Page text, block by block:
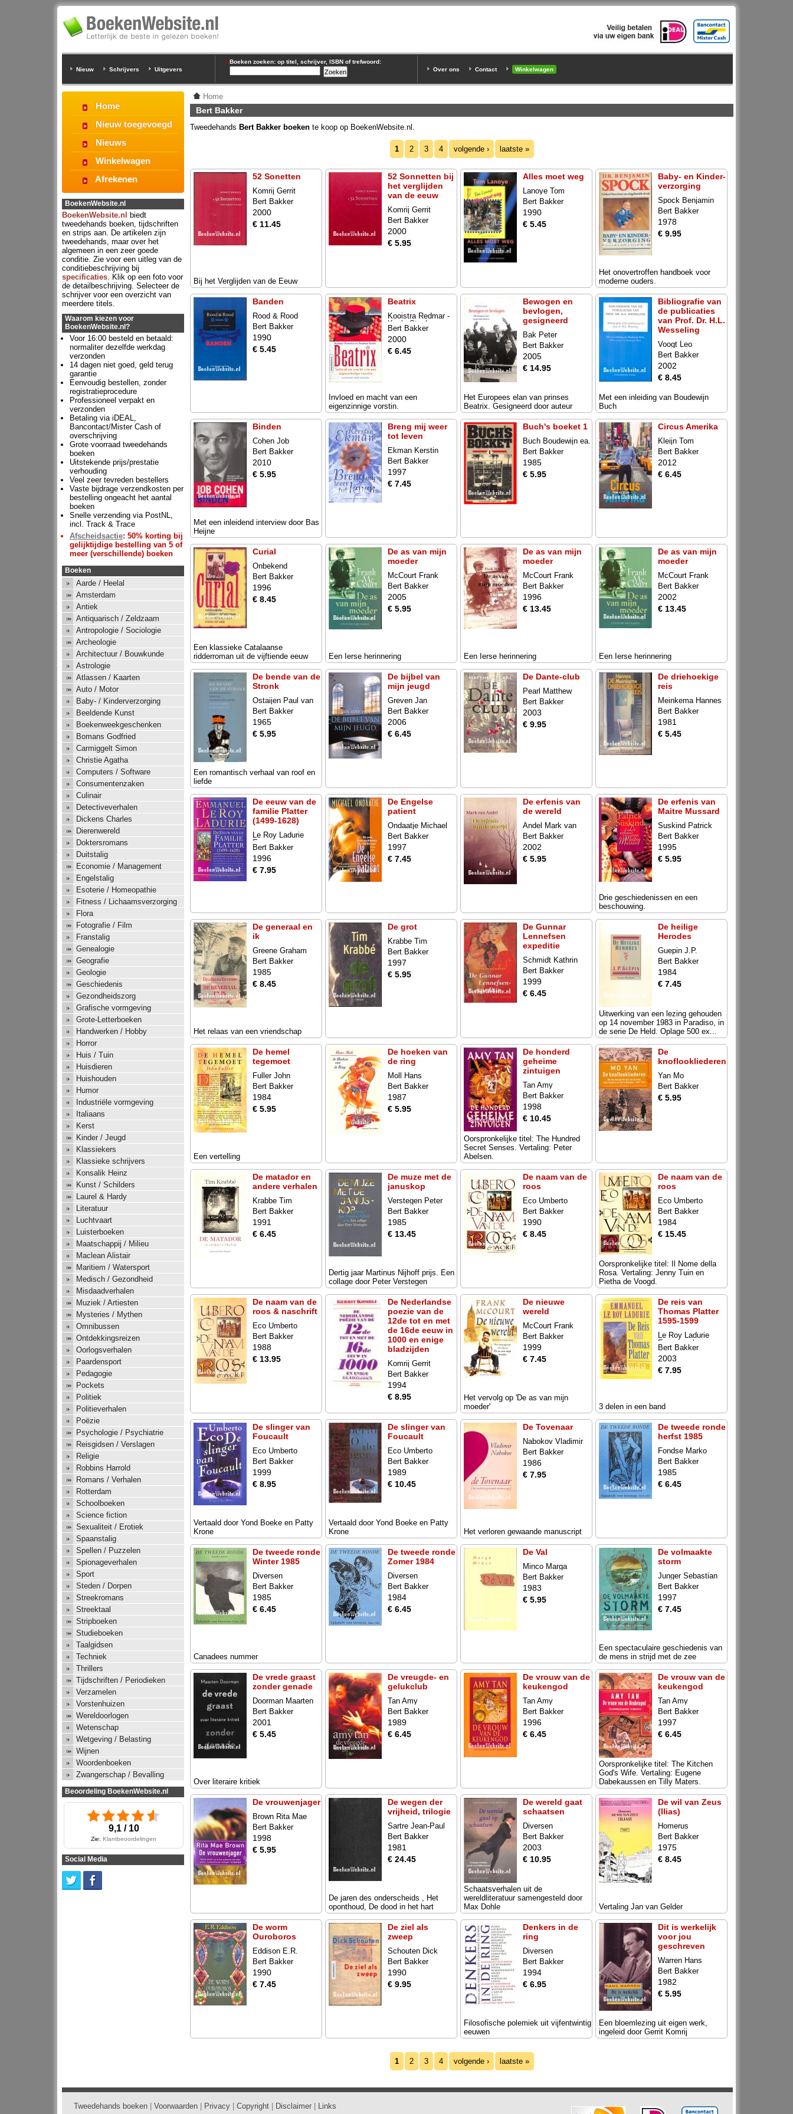
Nieuw Schrijvers Uitgevers
Boeken zoeken: op titel, schrijver, ISBN of trefwoord:
Over ons
Contact Winkelwagen
Home
Bert Bakker
Tweedehands Bert Bakker boeken te koop op BoekenWebsite.nl.
1 2 3 4 volgende › laatste »
52 Sonetten
Komrij Gerrit
Bert Bakker
2000
€ 11.45
Bij het Verglijden van de Eeuw
52 Sonnetten bij
het verglijden
van de eeuw
Komrij Gerrit
Bert Bakker
2000
€ 5.95
Alles moet weg
Lanoye Tom
Bert Bakker
1990
€ 5.45
Baby- en Kinder-
verzorging
Spock Benjamin
Bert Bakker
1978
€ 9.95
Het onovertroffen handboek voor
moderne ouders.
Banden
Rood & Rood
Bert Bakker
1990
€ 5.45
Beatrix
Kooistra Redmar -
Koole Stephan
Bert Bakker
2000
€ 6.45
Invloed en macht van een
eigenzinnige vorstin.
Bewogen en
bevlogen,
gesigneerd
Bak Peter
Bert Bakker
2005
€ 14.95
Het Europees elan van prinses
Beatrix. Gesigneerd door auteur
Bibliografie van
de publicaties
van Prof. Dr. H.L.
Wesseling
Voogt Leo
Bert Bakker
2002
€ 8.45
Met een inleiding van Boudewijn
Buch
Binden
Cohen Job
Bert Bakker
2010
€ 5.95
Met een inleidend interview door Bas
Heijne
Breng mij weer
tot leven
Ekman Kerstin
Bert Bakker
1997
€ 7.45
Buch's boeket 1
Buch Boudewijn ea.
Bert Bakker
1985
€ 5.95
Circus Amerika
Kleijn Tom
Bert Bakker
2012
€ 6.45
Curial
Onbekend
Bert Bakker
1996
€ 8.45
Een klassieke Catalaanse
ridderroman uit de vijftiende eeuw
De as van mijn
moeder
McCourt Frank
Bert Bakker
2005
€ 5.95
Een Ierse herinnering
De as van mijn
moeder
McCourt Frank
Bert Bakker
1996
€ 13.45
Een Ierse herinnering
De as van mijn
moeder
McCourt Frank
Bert Bakker
2002
€ 13.45
Een Ierse herinnering
De bende van de
Stronk
Ostaijen Paul van
Bert Bakker
1965
€ 5.95
Een romantisch verhaal van roof en
liefde
De bijbel van
mijn jeugd
Greven Jan
Bert Bakker
2006
€ 6.45
De Dante-club
Pearl Matthew
Bert Bakker
2003
€ 9.95
De driehoekige
reis
Meinkema Hannes
Bert Bakker
1981
€ 5.45
De eeuw van de
familie Platter
(1499-1628)
Le Roy Ladurie
Emman
Bert Bakker
1996
€ 7.95
De Engelse
patient
Ondaatje Michael
Bert Bakker
1997
€ 7.45
De erfenis van
de wereld
Andel Mark van
Bert Bakker
2002
€ 5.95
De erfenis van
Maitre Mussard
Suskind Patrick
Bert Bakker
1995
€ 5.95
Drie geschiedenissen en een
beschouwing.
De generaal en
ik
Greene Graham
Bert Bakker
1985
€ 8.45
Het relaas van een vriendschap
De grot
Krabbe Tim
Bert Bakker
1997
€ 5.95
De Gunnar
Lennefsen
expeditie
Schmidt Kathrin
Bert Bakker
1999
€ 6.45
De heilige
Herodes
Guepin J.P.
Bert Bakker
1984
€ 7.45
Uitwerking van een lezing gehouden
op 14 november 1983 in Paradiso, in
de serie De Held. Oplage 500 ex...
De hemel
tegemoet
Fuller John
Bert Bakker
1984
€ 5.95
Een vertelling
De hoeken van
de ring
Moll Hans
Bert Bakker
1987
€ 5.95
De honderd
geheime
zintuigen
Tan Amy
Bert Bakker
1998
€ 10.45
Oorspronkelijke titel: The Hundred
Secret Senses. Vertaling: Peter
Abelsen.
De
knoflookliederen
Yan Mo
Bert Bakker
€ 5.95
De matador en
andere verhalen
Krabbe Tim
Bert Bakker
1991
€ 6.45
De muze met de
januskop
Verstegen Peter
Bert Bakker
1985
€ 13.45
Dertig jaar Martinus Nijhoff prijs. Een
collage door Peter Verstegen
De naam van de
roos
Eco Umberto
Bert Bakker
1990
€ 8.45
De naam van de
roos
Eco Umberto
Bert Bakker
1984
€ 15.45
Oorspronkelijke titel: Il Nome della
Rosa. Vertaling: Jenny Tuin en
Pietha de Voogd.
De naam van de
roos & naschrift
Eco Umberto
Bert Bakker
1988
€ 13.95
De Nederlandse
poezie van de
12de tot en met
de 16de eeuw in
1000 en enige
bladzijden
Komrij Gerrit
Bert Bakker
1994
€ 8.95
De nieuwe
wereld
McCourt Frank
Bert Bakker
1999
€ 7.45
Het vervolg op 'De as van mijn
moeder'
De reis van
Thomas Platter
1595-1599
Le Roy Ladurie
Emmanuel
Bert Bakker
2003
€ 7.95
3 delen in een band
De slinger van
Foucault
Eco Umberto
Bert Bakker
1999
€ 8.95
Vertaald door Yond Boeke en Patty
Krone
De slinger van
Foucault
Eco Umberto
Bert Bakker
1989
€ 10.45
Vertaald door Yond Boeke en Patty
Krone
De Tovenaar
Nabokov Vladimir
Bert Bakker
1986
€ 7.95
Het verloren gewaande manuscript
De tweede ronde
herfst 1985
Fondse Marko
Bert Bakker
1985
€ 6.45
De tweede ronde
Winter 1985
Diversen
Bert Bakker
1985
€ 6.45
Canadees nummer
De tweede ronde
Zomer 1984
Diversen
Bert Bakker
1984
€ 6.45
De Val
Minco Marga
Bert Bakker
1983
€ 5.95
De volmaakte
storm
Junger Sebastian
Bert Bakker
1997
€ 7.45
Een spectaculaire geschiedenis van
de mens in strijd met de zee
De vrede graast
zonder genade
Doorman Maarten
Bert Bakker
2001
€ 5.45
Over literaire kritiek
De vreugde- en
gelukclub
Tan Amy
Bert Bakker
1989
€ 6.45
De vrouw van de
keukengod
Tan Amy
Bert Bakker
1996
€ 6.45
De vrouw van de
keukengod
Tan Amy
Bert Bakker
1997
€ 6.45
Oorspronkelijke titel: The Kitchen
God's Wife. Vertaling: Eugene
Dabekaussen en Tilly Maters.
De vrouwenjager
Brown Rita Mae
Bert Bakker
1998
€ 5.95
De wegen der
vrijheid, trilogie
Sartre Jean-Paul
Bert Bakker
1981
€ 24.45
De jaren des onderscheids , Het
oponthoud, De dood in het hart
De wereld gaat
schaatsen
Diversen
Bert Bakker
2003
€ 10.95
Schaatsverhalen uit de
wereldliteratuur samengesteld door
Max Dohle
De wil van Zeus
(Ilias)
Homerus
Bert Bakker
1975
€ 8.45
Vertaling Jan van Gelder
De worm
Ouroboros
Eddison E.R.
Bert Bakker
1990
€ 7.45
De ziel als
zweep
Schouten Dick
Bert Bakker
1990
€ 9.95
Denkers in de
ring
Diversen
Bert Bakker
1994
€ 6.95
Filosofische polemiek uit vijfentwintig
eeuwen
Dit is werkelijk
voor jou
geschreven
Warren Hans
Bert Bakker
1982
€ 5.95
Een bloemlezing uit eigen werk,
ingeleid door Gerrit Komrij
1 2 3 4 volgende › laatste »
Home
Nieuw toegevoegd
Nieuws
Winkelwagen
Afrekenen
BoekenWebsite.nl
BoekenWebsite.nl
biedt
tweedehands boeken, tijdschriften
en strips aan. De artikelen zijn
tweedehands, maar over het
algemeen in een zeer goede
conditie. Zie voor een uitleg van de
conditiebeschrijving bij
specificaties. Klik op een foto voor
de detailbeschrijving. Selecteer de
schrijver voor een overzicht van
meerdere titels.
Waarom kiezen voor
BoekenWebsite.nl?
Voor 16:00 besteld en betaald:
normaliter dezelfde werkdag
verzonden
14 dagen niet goed, geld terug
garantie
Eenvoudig bestellen, zonder
registratieprocedure
Professioneel verpakt en
verzonden
Betaling via iDEAL,
Bancontact/Mister Cash of
overschrijving
Grote voorraad tweedehands
boeken
Uitstekende prijs/prestatie
verhouding
Veel zeer tevreden bestellers
Vaste bijdrage verzendkosten per
bestelling ongeacht het aantal
boeken
Snelle verzending via PostNL,
incl. Track & Trace
Afscheidsactie: 50% korting bij
gelijktijdige bestelling van 5 of
meer (verschillende) boeken
Boeken
Aarde / Heelal
Amsterdam
Antiek
Antiquarisch / Zeldzaam
Antropologie / Sociologie
Archeologie
Architectuur / Bouwkunde
Astrologie
Atlassen / Kaarten
Auto / Motor
Baby- / Kinderverzorging
Beeldende Kunst
Boekenweekgeschenken
Bomans Godfried
Carmiggelt Simon
Christie Agatha
Computers / Software
Consumentenzaken
Culinair
Detectiveverhalen
Dickens Charles
Dierenwereld
Doktersromans
Duitstalig
Economie / Management
Engelstalig
Esoterie / Homeopathie
Fitness / Lichaamsverzorging
Flora
Fotografie / Film
Franstalig
Genealogie
Geografie
Geologie
Geschiedenis
Gezondheidszorg
Grafische vormgeving
Grote-Letterboeken
Handwerken / Hobby
Horror
Huis / Tuin
Huisdieren
Huishouden
Humor
Industriële vormgeving
Italiaans
Kerst
Kinder / Jeugd
Klassiekers
Klassieke schrijvers
Konsalik Heinz
Kunst / Schilders
Laurel & Hardy
Literatuur
Luchtvaart
Luisterboeken
Maatschappij / Milieu
Maclean Alistair
Maritiem / Watersport
Medisch / Gezondheid
Misdaadverhalen
Muziek / Artiesten
Mysteries / Mythen
Omnibussen
Ontdekkingsreizen
Oorlogsverhalen
Paardensport
Pedagogie
Pockets
Politiek
Politieverhalen
Poëzie
Psychologie / Psychiatrie
Reisgidsen / Verslagen
Religie
Robbins Harrold
Romans / Verhalen
Rotterdam
Schoolboeken
Science fiction
Sexualiteit / Erotiek
Spaanstalig
Spellen / Puzzelen
Spionageverhalen
Sport
Steden / Dorpen
Streekromans
Streektaal
Stripboeken
Studieboeken
Taalgidsen
Techniek
Thrillers
Tijdschriften / Periodieken
Verzamelen
Vorstenhuizen
Wereldoorlogen
Wetenschap
Wetgeving / Belasting
Wijnen
Woordenboeken
Zwangerschap / Bevalling
Beoordeling BoekenWebsite.nl
9,1 / 10
Zie: Klantbeoordelingen
Social Media
Tweedehands boeken | Voorwaarden | Privacy | Copyright | Disclaimer | Links